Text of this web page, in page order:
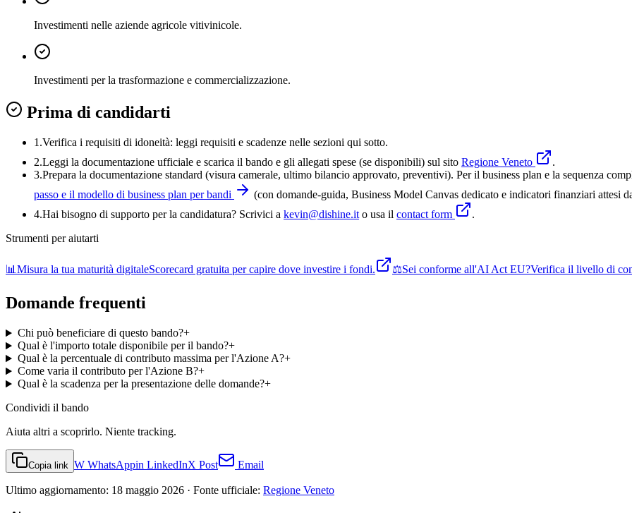
Investimenti nelle aziende agricole vitivinicole.
Investimenti per la trasformazione e commercializzazione.
Prima di candidarti
1.Verifica i requisiti di idoneità: leggi requisiti e scadenze nelle sezioni qui sotto.
2.Leggi la documentazione ufficiale e scarica il bando e gli allegati spese (se disponibili) sul sito Regione Veneto
.
3.Prepara la documentazione standard (visura camerale, ultimo bilancio approvato, preventivi). Per il business plan e la sequenza
passo e il modello di business plan per bandi
(con domande-guida, Business Model Canvas dedicato e indicatori finanziari attesi
4.Hai bisogno di supporto per la candidatura? Scrivici a kevin@dishine.it o usa il contact form
.
Strumenti per aiutarti
📊 Misura la tua maturità digitaleScorecard gratuita per capire dove investire i fondi. ⚖️Sei conforme all'AI Act EU?Verifica il livello di
Domande frequenti
Chi può beneficiare di questo bando?+
Qual è l'importo totale disponibile per il bando?+
Qual è la percentuale di contributo massima per l'Azione A?+
Come varia il contributo per l'Azione B?+
Qual è la scadenza per la presentazione delle domande?+
Condividi il bando
Aiuta altri a scoprirlo. Niente tracking.
Copia link W WhatsAppin LinkedInX Post Email
Ultimo aggiornamento: 18 maggio 2026 · Fonte ufficiale: Regione Veneto